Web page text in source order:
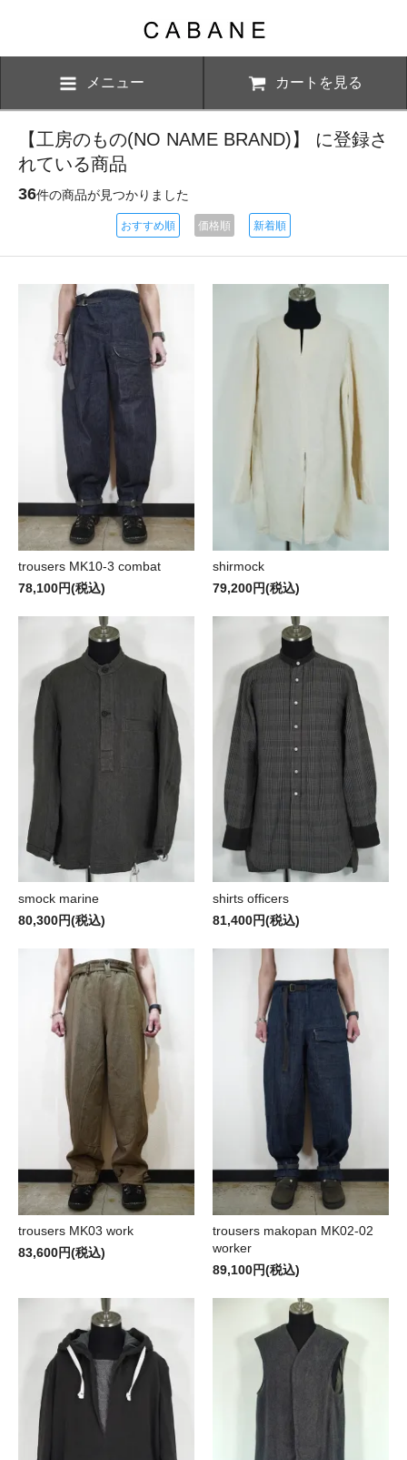
メニュー カートを見る
【工房のもの(NO NAME BRAND)】 に登録さ
れている商品
36件の商品が見つかりました
おすすめ順 価格順 新着順
trousers MK10-3 combat
78,100円(税込)
shirmock
79,200円(税込)
smock marine
80,300円(税込)
shirts officers
81,400円(税込)
trousers MK03 work
83,600円(税込)
trousers makopan MK02-02
worker
89,100円(税込)